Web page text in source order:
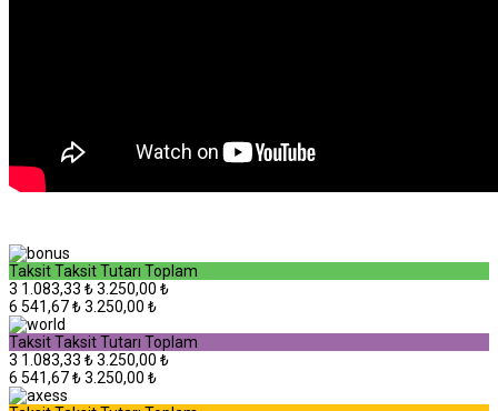
TaksitTaksit Tutarı Toplam
3 1.083,33 ₺3.250,00 ₺
6 541,67 ₺3.250,00 ₺
TaksitTaksit Tutarı Toplam
3 1.083,33 ₺3.250,00 ₺
6 541,67 ₺3.250,00 ₺